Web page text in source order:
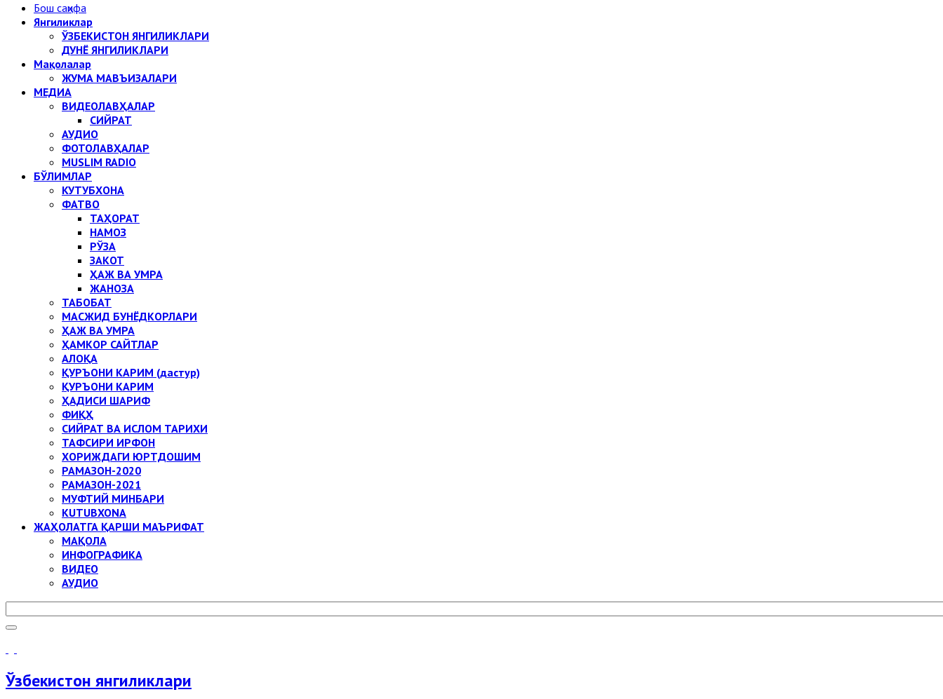
Бош саҳифа
Янгиликлар
ЎЗБЕКИСТОН ЯНГИЛИКЛАРИ
ДУНЁ ЯНГИЛИКЛАРИ
Мақолалар
ЖУМА МАВЪИЗАЛАРИ
МЕДИА
ВИДЕОЛАВҲАЛАР
СИЙРАТ
АУДИО
ФОТОЛАВҲАЛАР
MUSLIM RADIO
БЎЛИМЛАР
КУТУБХОНА
ФАТВО
ТАҲОРАТ
НАМОЗ
РЎЗА
ЗАКОТ
ҲАЖ ВА УМРА
ЖАНОЗА
ТАБОБАТ
МАСЖИД БУНЁДКОРЛАРИ
ҲАЖ ВА УМРА
ҲАМКОР САЙТЛАР
АЛОҚА
ҚУРЪОНИ КАРИМ (дастур)
ҚУРЪОНИ КАРИМ
ҲАДИСИ ШАРИФ
ФИҚҲ
СИЙРАТ ВА ИСЛОМ ТАРИХИ
ТАФСИРИ ИРФОН
ХОРИЖДАГИ ЮРТДОШИМ
РАМАЗОН-2020
РАМАЗОН-2021
МУФТИЙ МИНБАРИ
KUTUBXONA
ЖАҲОЛАТГА ҚАРШИ МАЪРИФАТ
МАҚОЛА
ИНФОГРАФИКА
ВИДЕО
АУДИО
Ўзбекистон янгиликлари